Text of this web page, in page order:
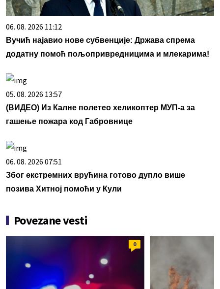
06. 08. 2026 11:12
Вучић најавио нове субвенције: Држава спрема
додатну помоћ пољопривредницима и млекарима!
05. 08. 2026 13:57
(ВИДЕО) Из Калне полетео хеликоптер МУП-а за
гашење пожара код Габровнице
06. 08. 2026 07:51
Због екстремних врућина готово дупло више
позива Хитној помоћи у Кули
Povezane vesti
0